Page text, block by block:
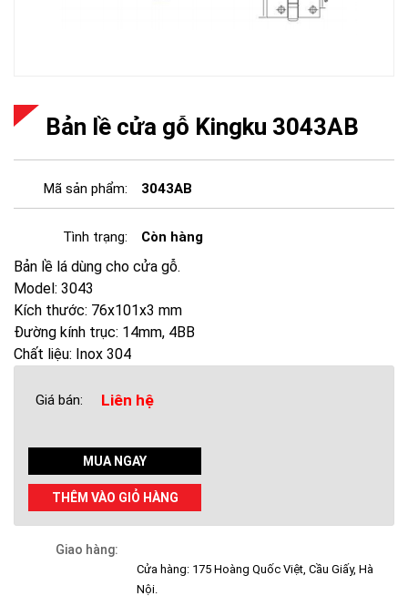
Bản lề cửa gỗ Kingku 3043AB
Mã sản phẩm: 3043AB
Tình trạng: Còn hàng
Bản lề lá dùng cho cửa gỗ.
Model: 3043
Kích thước: 76x101x3 mm
Đường kính trục: 14mm, 4BB
Chất liệu: Inox 304
Giá bán: Liên hệ
MUA NGAY
THÊM VÀO GIỎ HÀNG
Giao hàng:
Cửa hàng: 175 Hoàng Quốc Việt, Cầu Giấy, Hà
Nội.